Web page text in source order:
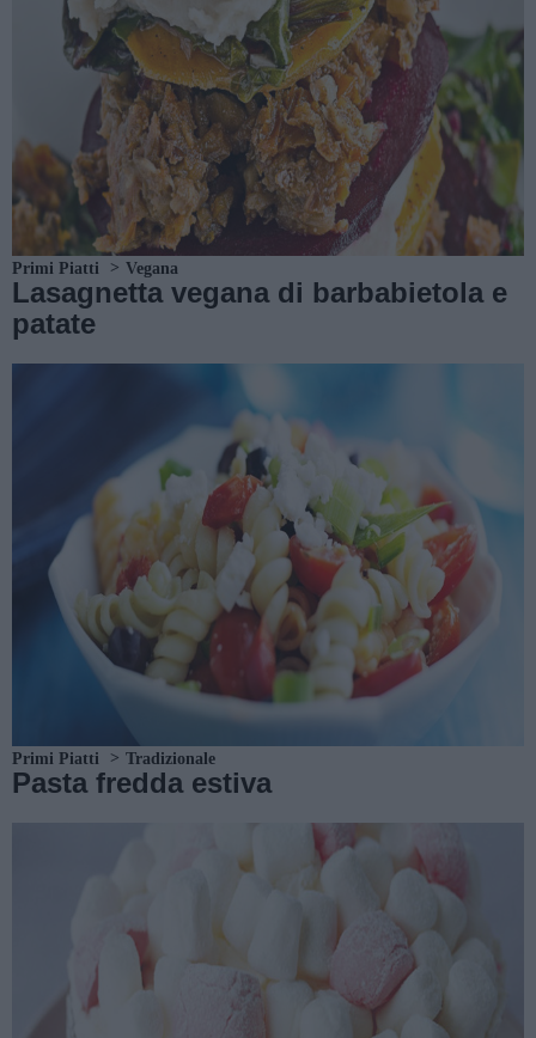
Primi Piatti Vegana
Lasagnetta vegana di barbabietola e
patate
Primi Piatti Tradizionale
Pasta fredda estiva